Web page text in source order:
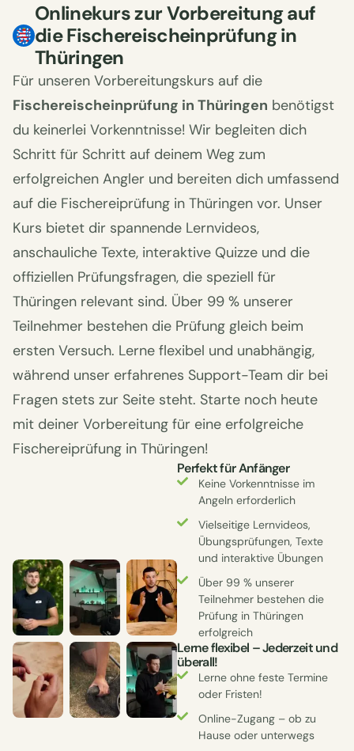
Onlinekurs zur Vorbereitung auf
die Fischereischeinprüfung in
Thüringen
Für unseren Vorbereitungskurs auf die
Fischereischeinprüfung in Thüringen benötigst
du keinerlei Vorkenntnisse! Wir begleiten dich
Schritt für Schritt auf deinem Weg zum
erfolgreichen Angler und bereiten dich umfassend
auf die Fischereiprüfung in Thüringen vor. Unser
Kurs bietet dir spannende Lernvideos,
anschauliche Texte, interaktive Quizze und die
offiziellen Prüfungsfragen, die speziell für
Thüringen relevant sind. Über 99 % unserer
Teilnehmer bestehen die Prüfung gleich beim
ersten Versuch. Lerne flexibel und unabhängig,
während unser erfahrenes Support-Team dir bei
Fragen stets zur Seite steht. Starte noch heute
mit deiner Vorbereitung für eine erfolgreiche
Fischereiprüfung in Thüringen!
Perfekt für Anfänger
Keine Vorkenntnisse im
Angeln erforderlich
Vielseitige Lernvideos,
Übungsprüfungen, Texte
und interaktive Übungen
Über 99 % unserer
Teilnehmer bestehen die
Prüfung in Thüringen
erfolgreich
Lerne flexibel – Jederzeit und
überall!
Lerne ohne feste Termine
oder Fristen!
Online-Zugang – ob zu
Hause oder unterwegs